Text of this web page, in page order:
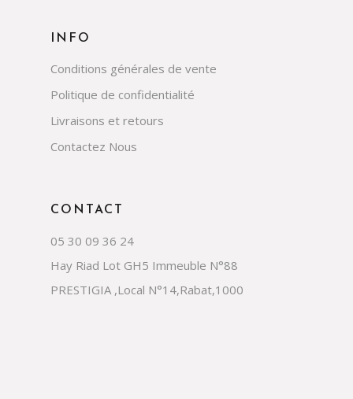
CONTACT
05 30 09 36 24
Hay Riad Lot GH5 Immeuble N°88
PRESTIGIA ,Local N°14,Rabat,1000
INFO
Conditions générales de vente
Politique de confidentialité
Livraisons et retours
Contactez Nous